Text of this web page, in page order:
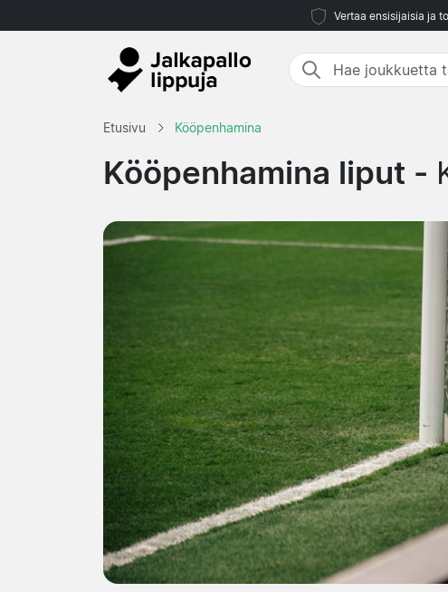
Vertaa ensisijaisia ja
Etusivu Kööpenhamina
Kööpenhamina liput -